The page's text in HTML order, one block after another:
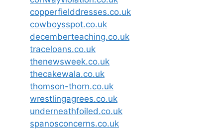
copperfielddresses.co.uk
cowboysspot.co.uk
decemberteaching.co.uk
traceloans.co.uk
thenewsweek.co.uk
thecakewala.co.uk
thomson-thorn.co.uk
wrestlingagrees.co.uk
underneathfoiled.co.uk
spanosconcerns.co.uk